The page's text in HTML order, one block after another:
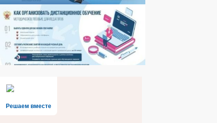
Решаем вместе